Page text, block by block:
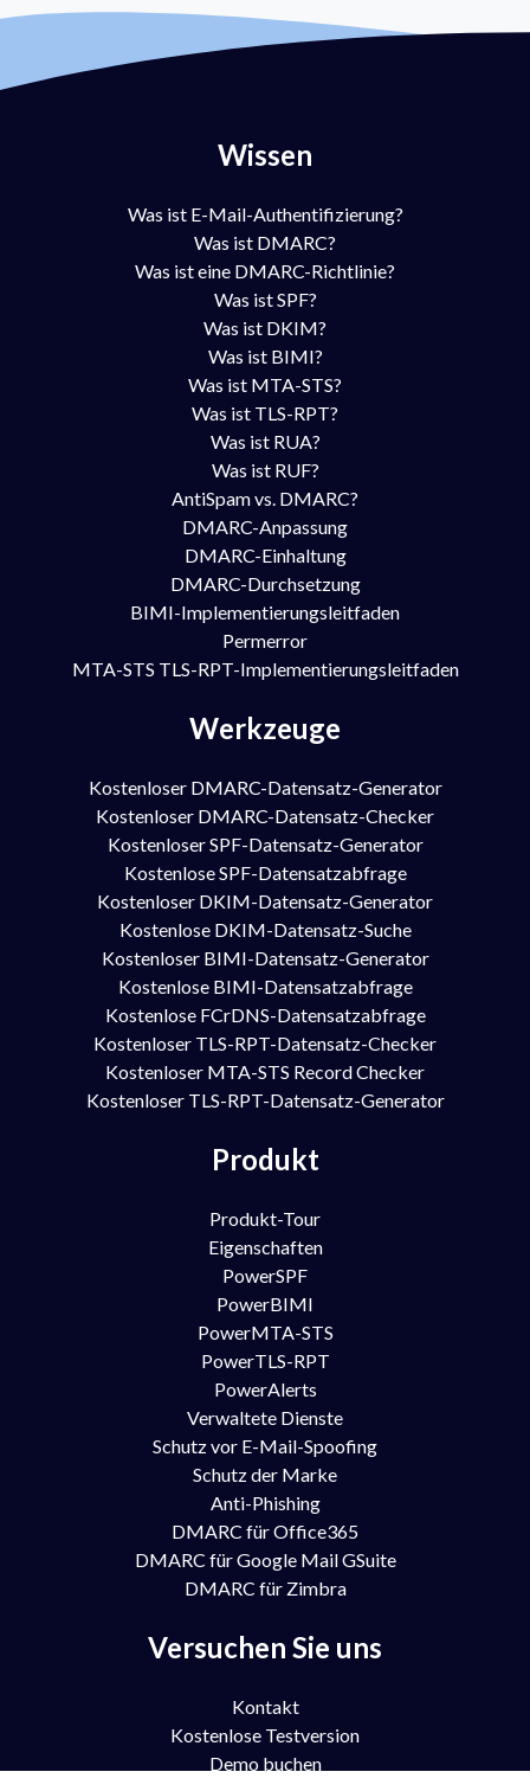
Wissen
Was ist E-Mail-Authentifizierung?
Was ist DMARC?
Was ist eine DMARC-Richtlinie?
Was ist SPF?
Was ist DKIM?
Was ist BIMI?
Was ist MTA-STS?
Was ist TLS-RPT?
Was ist RUA?
Was ist RUF?
AntiSpam vs. DMARC?
DMARC-Anpassung
DMARC-Einhaltung
DMARC-Durchsetzung
BIMI-Implementierungsleitfaden
Permerror
MTA-STS TLS-RPT-Implementierungsleitfaden
Werkzeuge
Kostenloser DMARC-Datensatz-Generator
Kostenloser DMARC-Datensatz-Checker
Kostenloser SPF-Datensatz-Generator
Kostenlose SPF-Datensatzabfrage
Kostenloser DKIM-Datensatz-Generator
Kostenlose DKIM-Datensatz-Suche
Kostenloser BIMI-Datensatz-Generator
Kostenlose BIMI-Datensatzabfrage
Kostenlose FCrDNS-Datensatzabfrage
Kostenloser TLS-RPT-Datensatz-Checker
Kostenloser MTA-STS Record Checker
Kostenloser TLS-RPT-Datensatz-Generator
Produkt
Produkt-Tour
Eigenschaften
PowerSPF
PowerBIMI
PowerMTA-STS
PowerTLS-RPT
PowerAlerts
Verwaltete Dienste
Schutz vor E-Mail-Spoofing
Schutz der Marke
Anti-Phishing
DMARC für Office365
DMARC für Google Mail GSuite
DMARC für Zimbra
Versuchen Sie uns
Kontakt
Kostenlose Testversion
Demo buchen